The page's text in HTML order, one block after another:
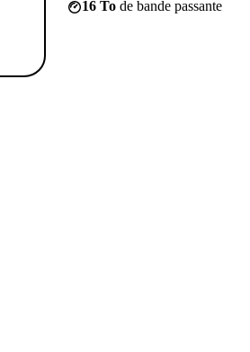
16 To de bande passante